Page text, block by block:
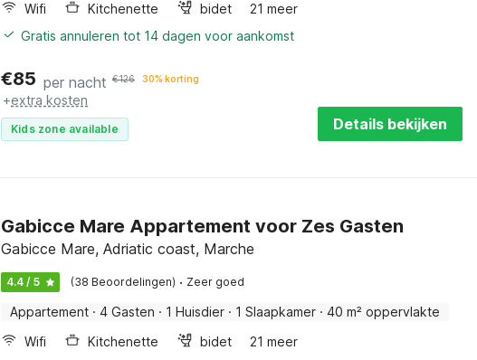
Wifi
Kitchenette bidet
21 meer
Gratis annuleren tot 14 dagen voor aankomst
€85 per nacht €126 30% korting
+extra kosten
Kids zone available Details bekijken
Gabicce Mare Appartement voor Zes Gasten
Gabicce Mare, Adriatic coast, Marche
4.4 / 5 (38 Beoordelingen) · Zeer goed
Appartement · 4 Gasten · 1 Huisdier · 1 Slaapkamer · 40 m² oppervlakte
Wifi
Kitchenette bidet
21 meer